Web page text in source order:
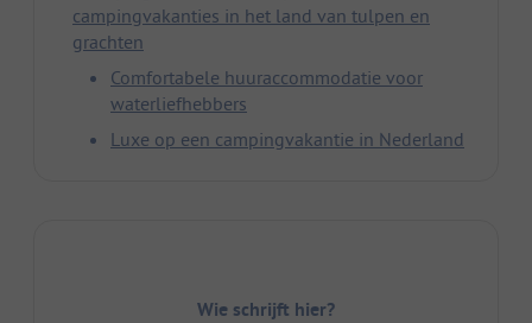
campingvakanties in het land van tulpen en
grachten
Comfortabele huuraccommodatie voor
waterliefhebbers
Luxe op een campingvakantie in Nederland
Wie schrijft hier?